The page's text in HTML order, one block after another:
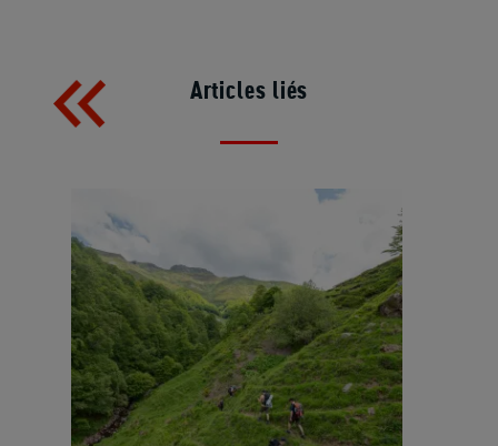
Articles liés